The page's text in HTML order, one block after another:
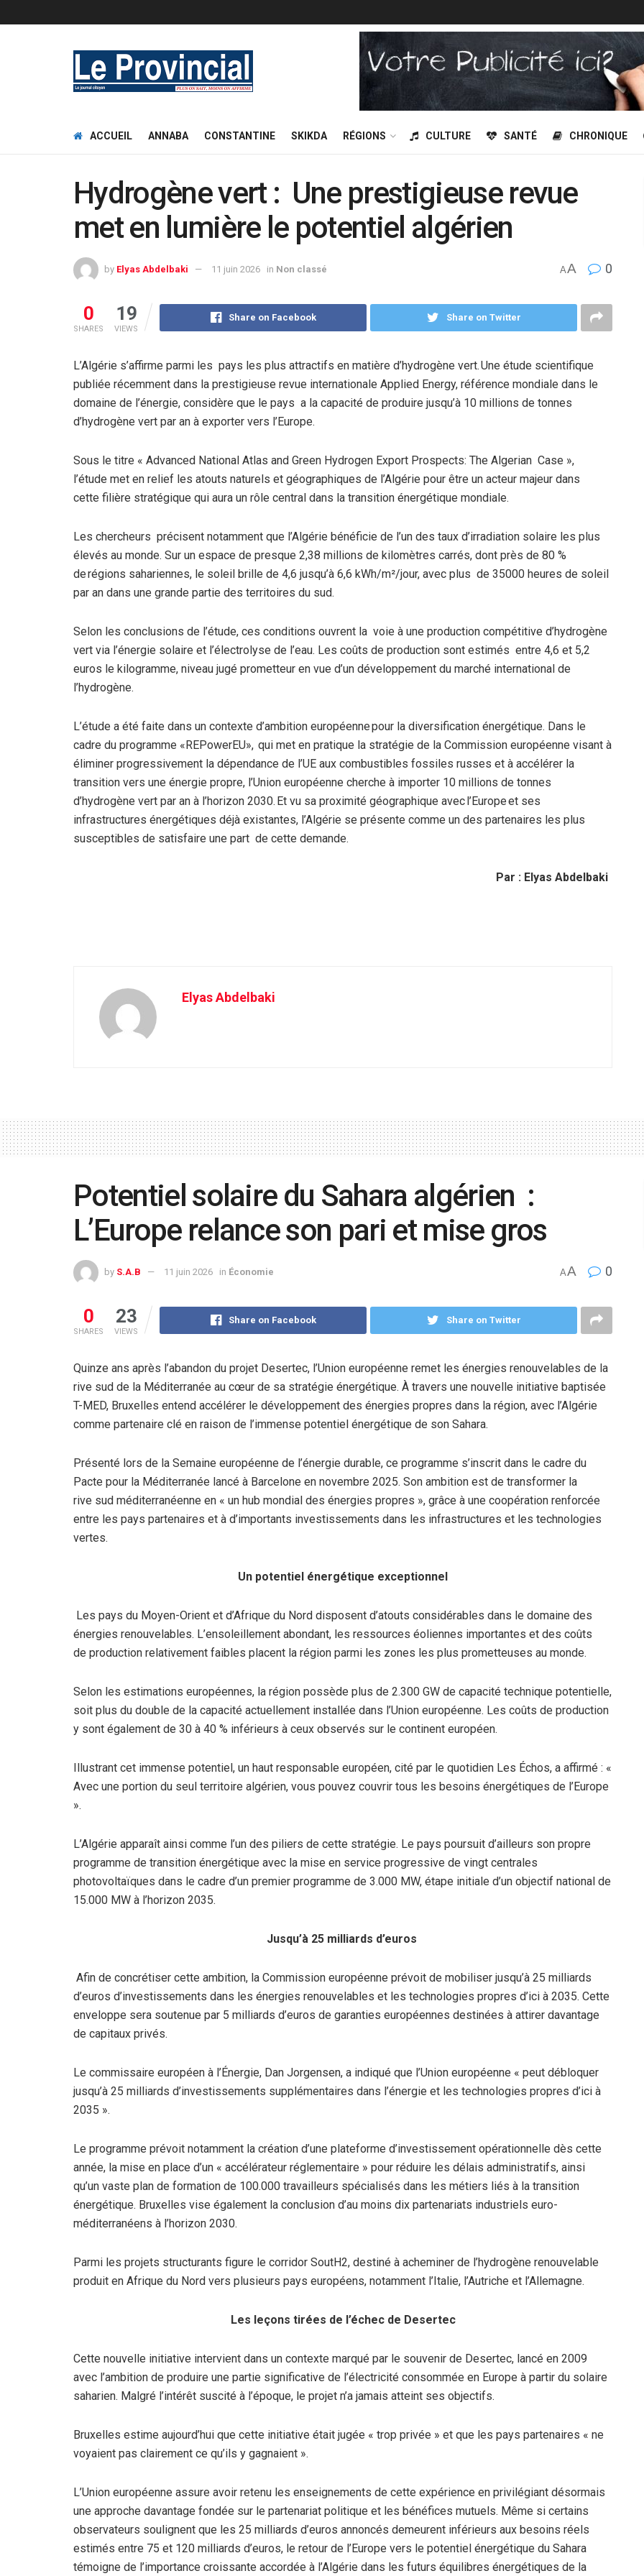
ACCUEIL ANNABA CONSTANTINE SKIKDA RÉGIONS CULTURE SANTÉ CHRONIQUE
Hydrogène vert : Une prestigieuse revue
met en lumière le potentiel algérien
by Elyas Abdelbaki 11 juin 2026 in Non classé AA 0
0
SHARES
19
VIEWS
Share on Facebook Share on Twitter
L’Algérie s’affirme parmi les pays les plus attractifs en matière d’hydrogène vert. Une étude scientifique
publiée récemment dans la prestigieuse revue internationale Applied Energy, référence mondiale dans le
domaine de l’énergie, considère que le pays a la capacité de produire jusqu’à 10 millions de tonnes
d’hydrogène vert par an à exporter vers l’Europe.
Sous le titre « Advanced National Atlas and Green Hydrogen Export Prospects: The Algerian Case »,
l’étude met en relief les atouts naturels et géographiques de l’Algérie pour être un acteur majeur dans
cette filière stratégique qui aura un rôle central dans la transition énergétique mondiale.
Les chercheurs précisent notamment que l’Algérie bénéficie de l’un des taux d’irradiation solaire les plus
élevés au monde. Sur un espace de presque 2,38 millions de kilomètres carrés, dont près de 80 %
de régions sahariennes, le soleil brille de 4,6 jusqu’à 6,6 kWh/m²/jour, avec plus de 35000 heures de soleil
par an dans une grande partie des territoires du sud.
Selon les conclusions de l’étude, ces conditions ouvrent la voie à une production compétitive d’hydrogène
vert via l’énergie solaire et l’électrolyse de l’eau. Les coûts de production sont estimés entre 4,6 et 5,2
euros le kilogramme, niveau jugé prometteur en vue d’un développement du marché international de
l’hydrogène.
L’étude a été faite dans un contexte d’ambition européenne pour la diversification énergétique. Dans le
cadre du programme «REPowerEU», qui met en pratique la stratégie de la Commission européenne visant à
éliminer progressivement la dépendance de l’UE aux combustibles fossiles russes et à accélérer la
transition vers une énergie propre, l’Union européenne cherche à importer 10 millions de tonnes
d’hydrogène vert par an à l’horizon 2030. Et vu sa proximité géographique avec l’Europe et ses
infrastructures énergétiques déjà existantes, l’Algérie se présente comme un des partenaires les plus
susceptibles de satisfaire une part de cette demande.
Par : Elyas Abdelbaki
Elyas Abdelbaki
Potentiel solaire du Sahara algérien :
L’Europe relance son pari et mise gros
by S.A.B 11 juin 2026 in Économie AA 0
0
SHARES
23
VIEWS
Share on Facebook Share on Twitter
Quinze ans après l’abandon du projet Desertec, l’Union européenne remet les énergies renouvelables de la
rive sud de la Méditerranée au cœur de sa stratégie énergétique. À travers une nouvelle initiative baptisée
T-MED, Bruxelles entend accélérer le développement des énergies propres dans la région, avec l’Algérie
comme partenaire clé en raison de l’immense potentiel énergétique de son Sahara.
Présenté lors de la Semaine européenne de l’énergie durable, ce programme s’inscrit dans le cadre du
Pacte pour la Méditerranée lancé à Barcelone en novembre 2025. Son ambition est de transformer la
rive sud méditerranéenne en « un hub mondial des énergies propres », grâce à une coopération renforcée
entre les pays partenaires et à d’importants investissements dans les infrastructures et les technologies
vertes.
Un potentiel énergétique exceptionnel
Les pays du Moyen-Orient et d’Afrique du Nord disposent d’atouts considérables dans le domaine des
énergies renouvelables. L’ensoleillement abondant, les ressources éoliennes importantes et des coûts
de production relativement faibles placent la région parmi les zones les plus prometteuses au monde.
Selon les estimations européennes, la région possède plus de 2.300 GW de capacité technique potentielle,
soit plus du double de la capacité actuellement installée dans l’Union européenne. Les coûts de production
y sont également de 30 à 40 % inférieurs à ceux observés sur le continent européen.
Illustrant cet immense potentiel, un haut responsable européen, cité par le quotidien Les Échos, a affirmé : «
Avec une portion du seul territoire algérien, vous pouvez couvrir tous les besoins énergétiques de l’Europe
».
L’Algérie apparaît ainsi comme l’un des piliers de cette stratégie. Le pays poursuit d’ailleurs son propre
programme de transition énergétique avec la mise en service progressive de vingt centrales
photovoltaïques dans le cadre d’un premier programme de 3.000 MW, étape initiale d’un objectif national de
15.000 MW à l’horizon 2035.
Jusqu’à 25 milliards d’euros
Afin de concrétiser cette ambition, la Commission européenne prévoit de mobiliser jusqu’à 25 milliards
d’euros d’investissements dans les énergies renouvelables et les technologies propres d’ici à 2035. Cette
enveloppe sera soutenue par 5 milliards d’euros de garanties européennes destinées à attirer davantage
de capitaux privés.
Le commissaire européen à l’Énergie, Dan Jorgensen, a indiqué que l’Union européenne « peut débloquer
jusqu’à 25 milliards d’investissements supplémentaires dans l’énergie et les technologies propres d’ici à
2035 ».
Le programme prévoit notamment la création d’une plateforme d’investissement opérationnelle dès cette
année, la mise en place d’un « accélérateur réglementaire » pour réduire les délais administratifs, ainsi
qu’un vaste plan de formation de 100.000 travailleurs spécialisés dans les métiers liés à la transition
énergétique. Bruxelles vise également la conclusion d’au moins dix partenariats industriels euro-
méditerranéens à l’horizon 2030.
Parmi les projets structurants figure le corridor SoutH2, destiné à acheminer de l’hydrogène renouvelable
produit en Afrique du Nord vers plusieurs pays européens, notamment l’Italie, l’Autriche et l’Allemagne.
Les leçons tirées de l’échec de Desertec
Cette nouvelle initiative intervient dans un contexte marqué par le souvenir de Desertec, lancé en 2009
avec l’ambition de produire une partie significative de l’électricité consommée en Europe à partir du solaire
saharien. Malgré l’intérêt suscité à l’époque, le projet n’a jamais atteint ses objectifs.
Bruxelles estime aujourd’hui que cette initiative était jugée « trop privée » et que les pays partenaires « ne
voyaient pas clairement ce qu’ils y gagnaient ».
L’Union européenne assure avoir retenu les enseignements de cette expérience en privilégiant désormais
une approche davantage fondée sur le partenariat politique et les bénéfices mutuels. Même si certains
observateurs soulignent que les 25 milliards d’euros annoncés demeurent inférieurs aux besoins réels
estimés entre 75 et 120 milliards d’euros, le retour de l’Europe vers le potentiel énergétique du Sahara
témoigne de l’importance croissante accordée à l’Algérie dans les futurs équilibres énergétiques de la